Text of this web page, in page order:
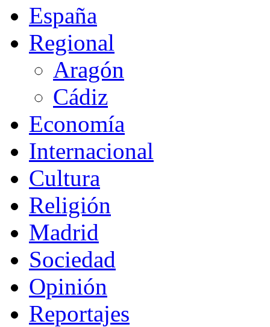
España
Regional
Aragón
Cádiz
Economía
Internacional
Cultura
Religión
Madrid
Sociedad
Opinión
Reportajes